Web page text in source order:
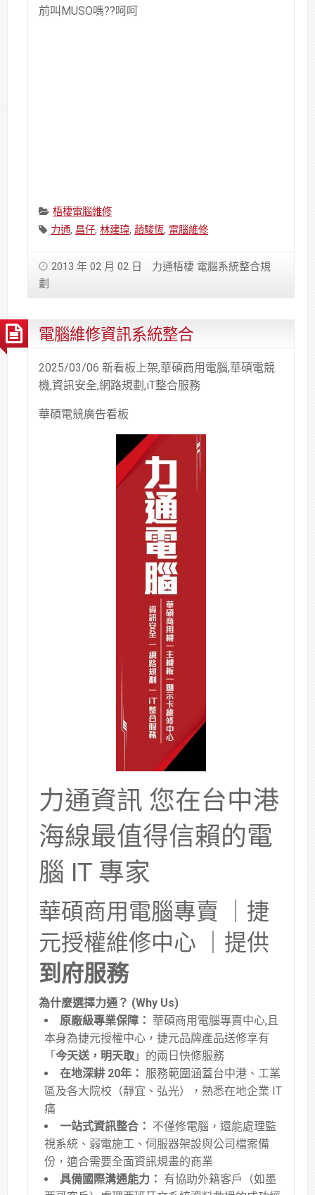
前叫MUSO嗎??呵呵
Categories:
梧棲電腦維修
Tags:
力通, 昌仔, 林建瑋, 趙駿恆, 電腦維修
2013 年 02 月 02 日
力通梧棲 電腦系統整合規
劃
電腦維修資訊系統整合
2025/03/06 新看板上架,華碩商用電腦,華碩電競
機,資訊安全,網路規劃,iT整合服務
華碩電競廣告看板
力通資訊 您在台中港
海線最值得信賴的電
腦 IT 專家
華碩商用電腦專賣 ｜捷
元授權維修中心 ｜提供
到府服務
為什麼選擇力通？ (Why Us)
原廠級專業保障： 華碩商用電腦專賣中心,且
本身為捷元授權中心，捷元品牌產品送修享有
「 今天送，明天取 」的兩日快修服務
在地深耕 20年： 服務範圍涵蓋台中港、工業
區及各大院校（靜宜、弘光），熟悉在地企業 IT
痛
一站式資訊整合： 不僅修電腦，還能處理監
視系統、弱電施工、伺服器架設與公司檔案備
份，適合需要全面資訊規畫的商業
具備國際溝通能力： 有協助外籍客戶（如墨